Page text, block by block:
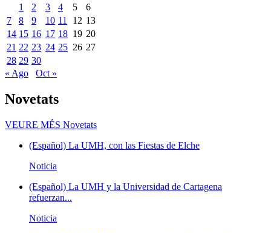
1
2 3 4 5
6
7
8 9 10 11 12 13
14 15 16 17 18 19 20
21 22 23 24 25 26 27
28 29 30
« Ago
Oct »
Novetats
VEURE MÉS Novetats
(Español) La UMH, con las Fiestas de Elche
Noticia
(Español) La UMH y la Universidad de Cartagena
refuerzan...
Noticia